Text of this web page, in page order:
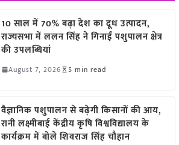
10 साल में 70% बढ़ा देश का दूध उत्पादन,
राज्यसभा में ललन सिंह ने गिनाईं पशुपालन क्षेत्र
की उपलब्धियां
August 7, 2026 5 min read
वैज्ञानिक पशुपालन से बढ़ेगी किसानों की आय,
रानी लक्ष्मीबाई केंद्रीय कृषि विश्वविद्यालय के
कार्यक्रम में बोले शिवराज सिंह चौहान